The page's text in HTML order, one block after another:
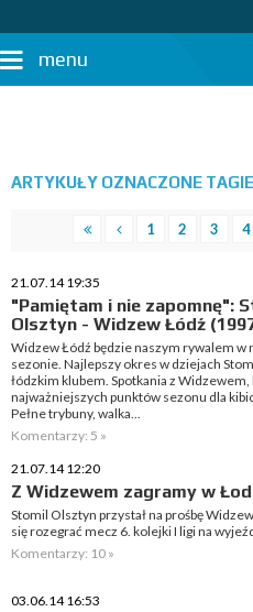
menu
ARTYKUŁY OZNACZONE
1 2 3 4
21.07.14 19:35
"Pamiętam i nie zapomnę":
Olsztyn - Widzew Łódź
Widzew Łódź będzie naszym rywalem w
sezonie. Najlepszy okres w dziejach
łódzkim klubem. Spotkania z Widzewem,
najważniejszych punktów sezonu dla
Pełne trybuny, walka...
Komentarzy: 5 »
21.07.14 12:20
Z Widzewem zagramy w
Stomil Olsztyn przystał na prośbę
się rozegrać mecz 6. kolejki I ligi na
Komentarzy: 10 »
03.06.14 16:53